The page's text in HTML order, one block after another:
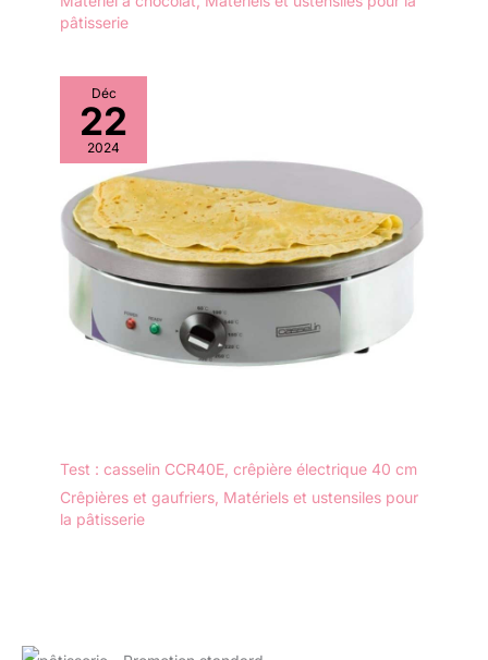
pâtisserie
Déc
22
2024
Test : casselin CCR40E, crêpière électrique 40 cm
Crêpières et gaufriers Matériels et ustensiles pour
la pâtisserie